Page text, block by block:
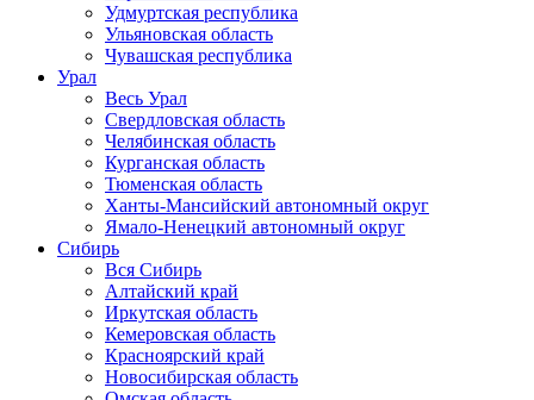
Удмуртская республика
Ульяновская область
Чувашская республика
Урал
Весь Урал
Свердловская область
Челябинская область
Курганская область
Тюменская область
Ханты-Мансийский автономный округ
Ямало-Ненецкий автономный округ
Сибирь
Вся Сибирь
Алтайский край
Иркутская область
Кемеровская область
Красноярский край
Новосибирская область